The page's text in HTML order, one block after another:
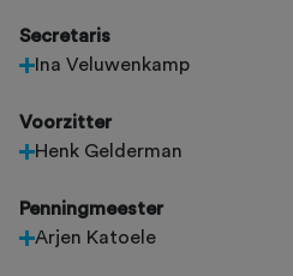
Secretaris
Ina Veluwenkamp
Voorzitter
Henk Gelderman
Penningmeester
Arjen Katoele